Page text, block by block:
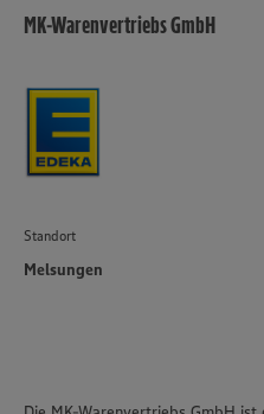
MK-Warenvertriebs GmbH
Standort
Melsungen